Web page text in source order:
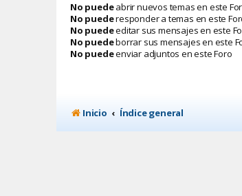
No puedeabrir nuevos temas en este
No puederesponder a temas en este
No puedeeditar sus mensajes en este
No puedeborrar sus mensajes en este
No puedeenviar adjuntos en este Foro
Inicio Índice general